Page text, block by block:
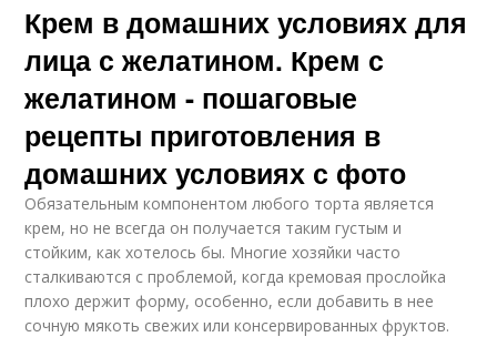
Крем в домашних условиях для
лица с желатином. Крем с
желатином - пошаговые
рецепты приготовления в
домашних условиях с фото
Обязательным компонентом любого торта является
крем, но не всегда он получается таким густым и
стойким, как хотелось бы. Многие хозяйки часто
сталкиваются с проблемой, когда кремовая прослойка
плохо держит форму, особенно, если добавить в нее
сочную мякоть свежих или консервированных фруктов.